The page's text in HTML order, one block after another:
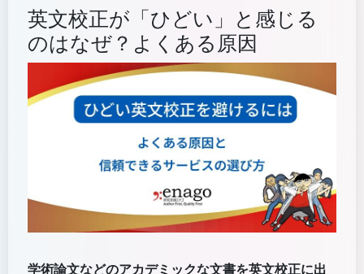
英文校正が「ひどい」と感じる
のはなぜ？よくある原因
学術論文などのアカデミックな文書を英文校正に出